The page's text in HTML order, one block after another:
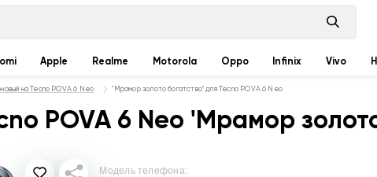
Apple Realme Motorola Oppo Infinix Vivo
на Tecno POVA 6 Neo "Мрамор золото богатство" для Tecno POVA 6 Neo
POVA 6 Neo 'Мрамор
Модель телефона: